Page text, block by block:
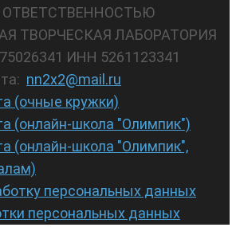
ТВОРЧЕСКАЯ ЛАБОРАТОРИЯ
ИНН 5261123341
nn2x2@mail.ru
(очные кружки)
(онлайн-школа "Олимпик")
(онлайн-школа "Олимпик",
персональных данных
персональных данных